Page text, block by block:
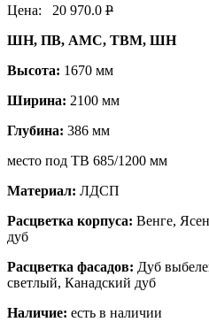
Цена: 20 970.0 P
ШН, ПВ, АМС, ТВМ, ШН
Высота: 1670 мм
Ширина: 2100 мм
Глубина: 386 мм
место под ТВ 685/1200 мм
Материал: ЛДСП
Расцветка корпуса: Венге,
дуб
Расцветка фасадов: Дуб
светлый, Канадский дуб
Наличие: есть в наличии